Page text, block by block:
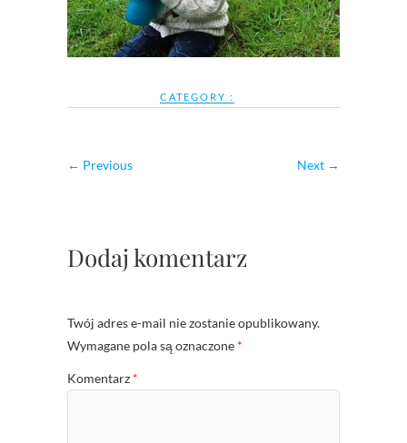
CATEGORY :
← Previous Next →
Dodaj komentarz
Twój adres e-mail nie zostanie opublikowany.
Wymagane pola są oznaczone *
Komentarz *